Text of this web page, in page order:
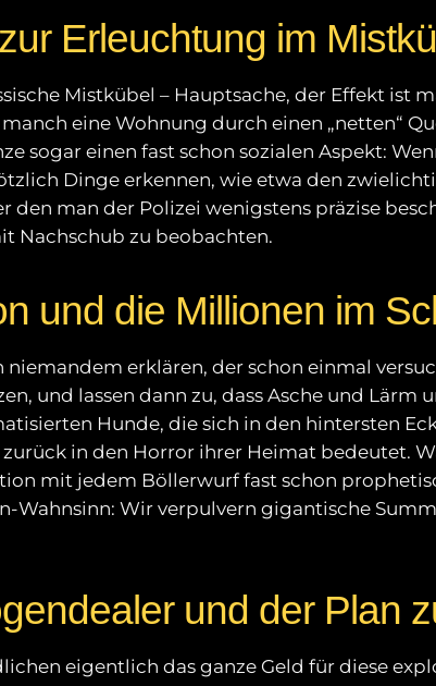
Erleuchtung im
Mistkübel – Hauptsache, der Effekt ist
eine Wohnung durch einen „netten“
sogar einen fast schon sozialen Aspekt:
Dinge erkennen, wie etwa den
den man der Polizei wenigstens präzise
Nachschub zu beobachten.
und die Millionen im
erklären, der schon einmal
und lassen dann zu, dass Asche und
Hunde, die sich in den hintersten
in den Horror ihrer Heimat bedeutet.
mit jedem Böllerwurf fast schon
Wahnsinn: Wir verpulvern gigantische
und der Plan
eigentlich das ganze Geld für diese